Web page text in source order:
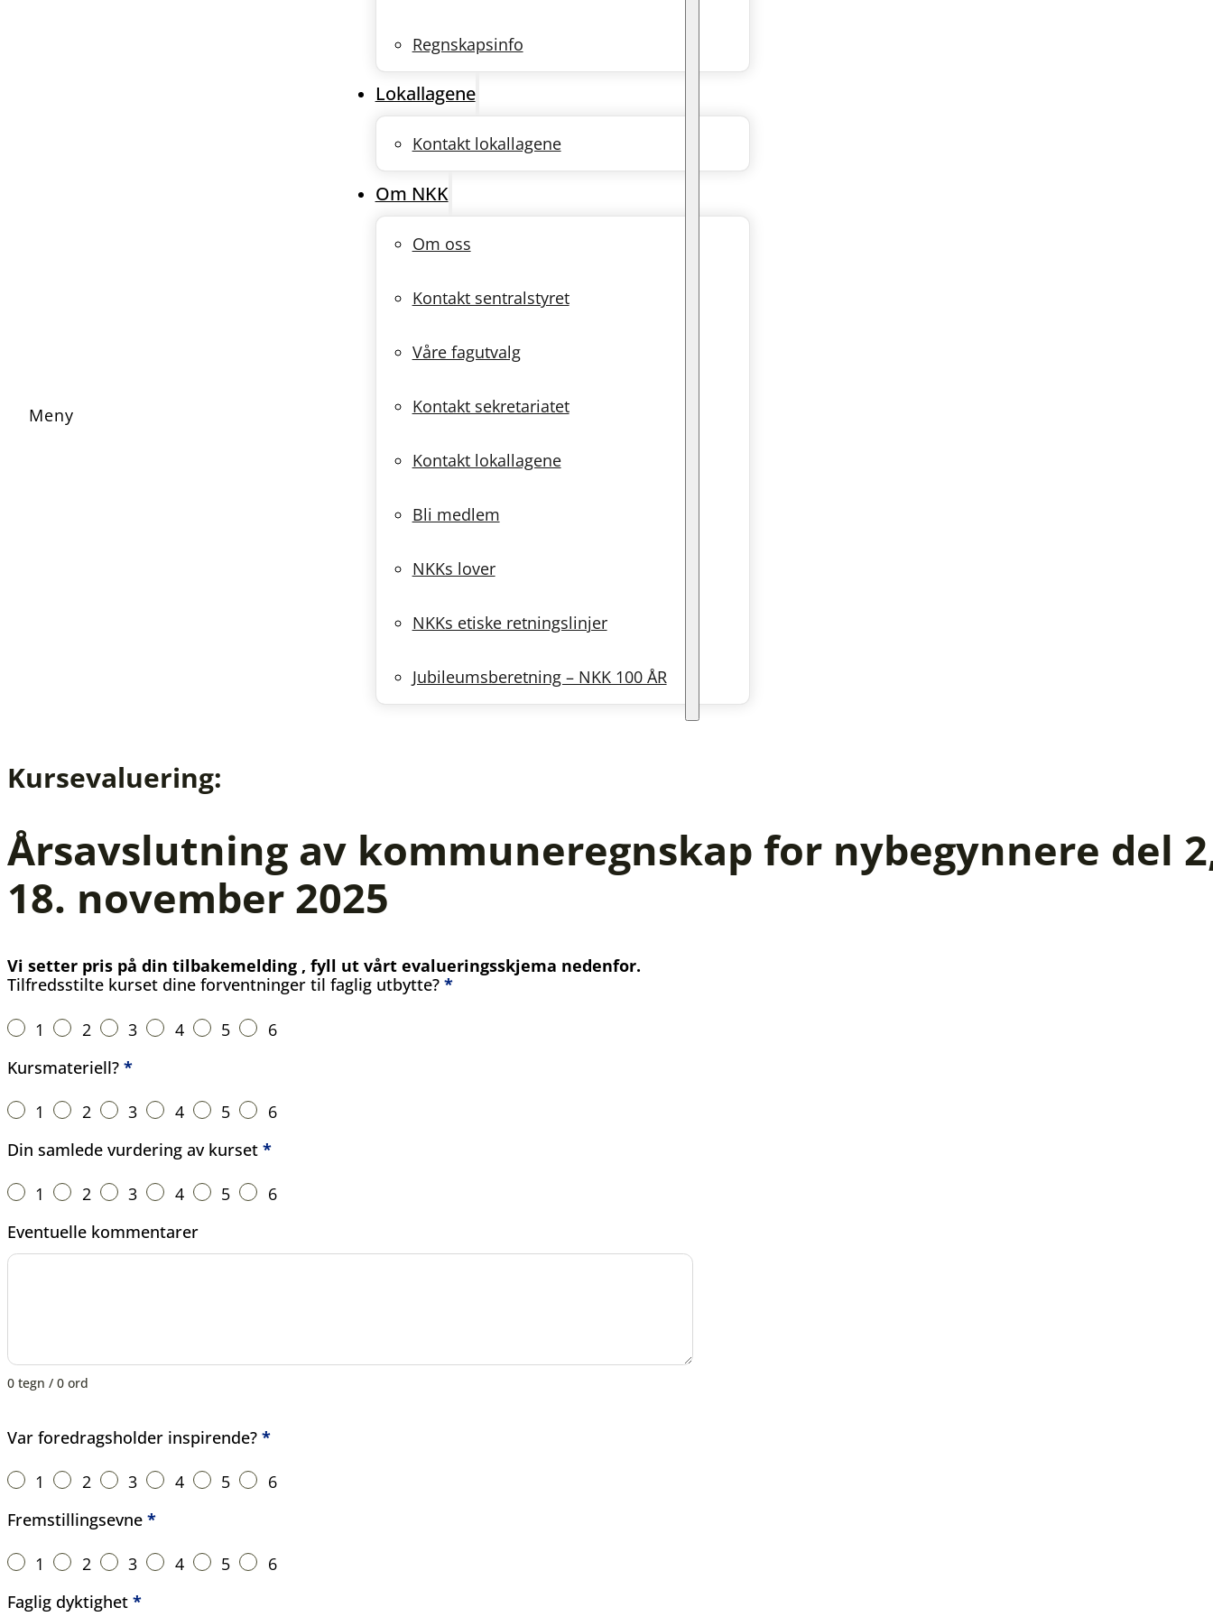
Regnskapsinfo
Lokallagene
Kontakt lokallagene
Om NKK
Om oss
Kontakt sentralstyret
Våre fagutvalg
Kontakt sekretariatet
Kontakt lokallagene
Bli medlem
NKKs lover
NKKs etiske retningslinjer
Jubileumsberetning – NKK 100 ÅR
Kursevaluering:
Årsavslutning av kommuneregnskap for nybegynnere del
18. november 2025
Vi setter pris på din tilbakemelding , fyll ut vårt evalueringsskjema nedenfor.
Kursets innhold
Tilfredsstilte kurset dine forventninger til faglig utbytte? *
1 2 3 4 5
6
Kursmateriell? *
1 2 3 4 5
6
Din samlede vurdering av kurset *
1 2 3 4 5
6
Eventuelle kommentarer
0 tegn / 0 ord
Foredragsholder
Var foredragsholder inspirende? *
1 2 3 4 5
6
Fremstillingsevne *
1 2 3 4 5
6
Faglig dyktighet *